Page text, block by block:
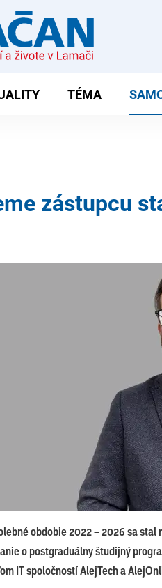
TÉMA
zástupcu
obdobie 2022 – 2026 sa
o postgraduálny študijný
IT spoločností AlejTech a